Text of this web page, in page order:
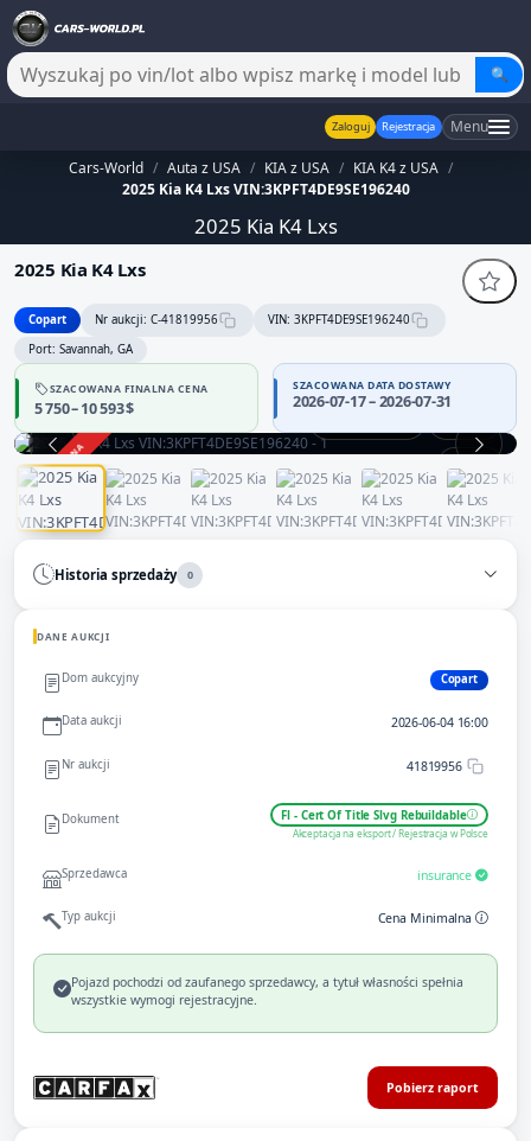
🔍
Zaloguj Rejestracja Menu
Cars-World / Auta z USA / KIA z USA / KIA K4 z USA /
2025 Kia K4 Lxs VIN:3KPFT4DE9SE196240
2025 Kia K4 Lxs
2025 Kia K4 Lxs
Copart Nr aukcji: C-41819956
VIN: 3KPFT4DE9SE196240
Port: Savannah, GA
SZACOWANA FINALNA CENA
5 750 – 10 593 $
SZACOWANA DATA DOSTAWY
2026-07-17 – 2026-07-31
ZAKOŃCZONA
Historia sprzedaży 0
DANE AUKCJI
Dom aukcyjny Copart
Data aukcji 2026-06-04 16:00
Nr aukcji 41819956
Dokument Fl - Cert Of Title Slvg Rebuildable
Akceptacja na eksport / Rejestracja w Polsce
Sprzedawca insurance
Typ aukcji Cena Minimalna
Pojazd pochodzi od zaufanego sprzedawcy, a tytuł własności spełnia
wszystkie wymogi rejestracyjne.
Pobierz raport